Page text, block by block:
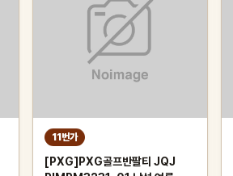
11번가
[PXG]PXG골프반팔티 JQJ